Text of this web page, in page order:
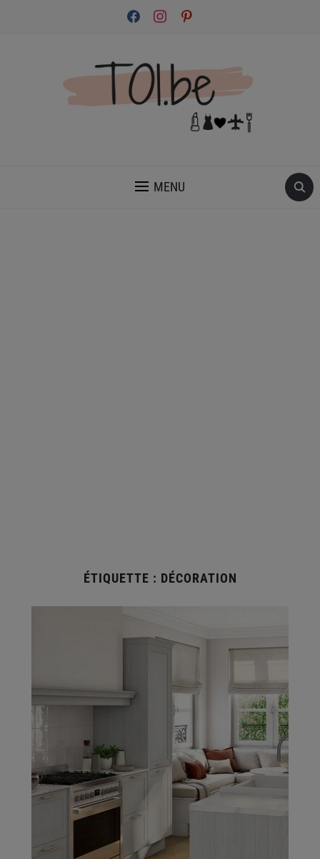
facebookinstagrampinterest
MENU
ÉTIQUETTE : DÉCORATION